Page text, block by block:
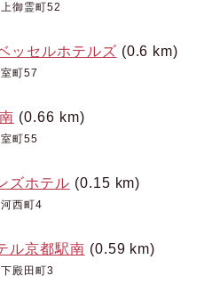
御霊町52
ッセルホテルズ (0.6 km)
町57
(0.66 km)
町55
ズホテル (0.15 km)
西町4
ル京都駅南 (0.59 km)
殿田町3